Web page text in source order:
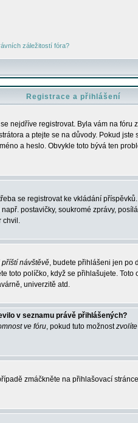
záležitostí fóra?
Registrace a přihlášení
nejdříve registrovat. Byla vám na fóru
a ptejte se na důvody. Pokud
a heslo. Obvykle toto bývá ten
se registrovat ke vkládání
postavičky, soukromé zprávy,
chvil.
návštěvě, budete přihlášeni jen po
toto políčko, když se přihlašujete.
univerzitě atd.
v seznamu právě přihlášených?
ve fóru, pokud tuto možnostzvolíte
zmáčkněte na přihlašovací